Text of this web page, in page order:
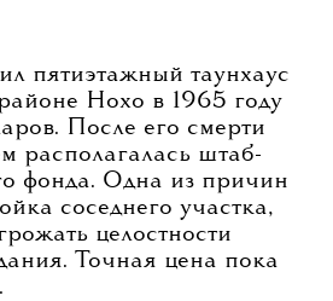
пятиэтажный таунхаус
Нохо в 1965 году
После его смерти
располагалась штаб-
фонда. Одна из причин
соседнего участка,
целостности
Точная цена пока